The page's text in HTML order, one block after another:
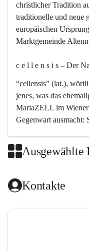
christlicher Tradition
traditionelle und neue
europäischen
Marktgemeinde
c e l l e n s i s – Der
“cellensis” (lat.),
jenes, was das
MariaZELL im
Gegenwart
Kirchenmusik, dem
Das
Ausgewählte
Kontakte